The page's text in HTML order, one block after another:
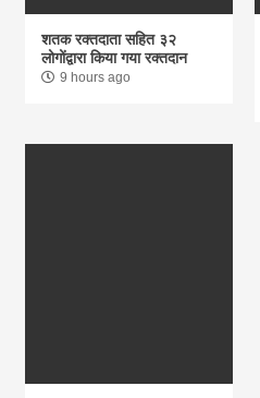
शतक रक्तदाता सहित ३२
लोगोंद्वारा किया गया रक्तदान
9 hours ago